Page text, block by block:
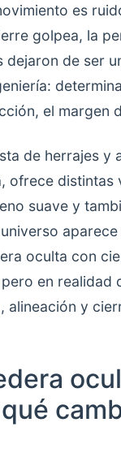
es
golpea, la
de ser
el margen
de herrajes y
ofrece
suave y
oculta con
en realidad
y